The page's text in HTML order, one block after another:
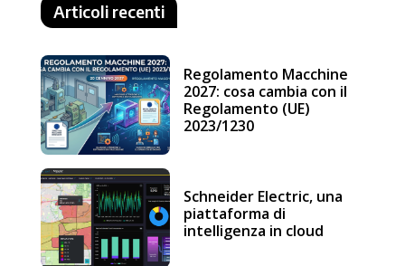
Articoli recenti
Regolamento Macchine
2027: cosa cambia con il
Regolamento (UE)
2023/1230
Schneider Electric, una
piattaforma di
intelligenza in cloud